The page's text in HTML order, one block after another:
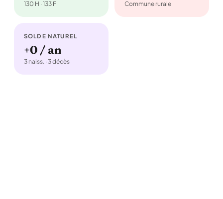
130 H · 133 F Commune rurale
SOLDE NATUREL
+0 / an
3 naiss. · 3 décès